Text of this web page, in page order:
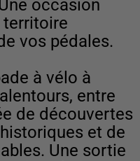
occasion
territoire
vos pédales.
à vélo à
entre
de découvertes
et de
Une sortie